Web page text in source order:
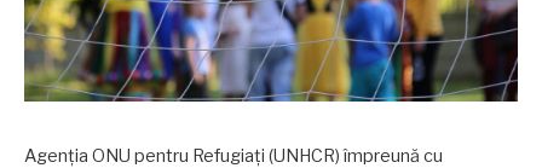
Agenția ONU pentru Refugiați (UNHCR) împreună cu